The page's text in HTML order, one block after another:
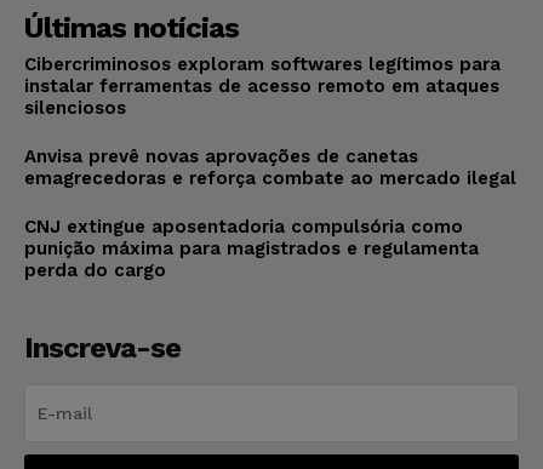
Últimas notícias
Cibercriminosos exploram softwares legítimos para
instalar ferramentas de acesso remoto em ataques
silenciosos
Anvisa prevê novas aprovações de canetas
emagrecedoras e reforça combate ao mercado ilegal
CNJ extingue aposentadoria compulsória como
punição máxima para magistrados e regulamenta
perda do cargo
Inscreva-se